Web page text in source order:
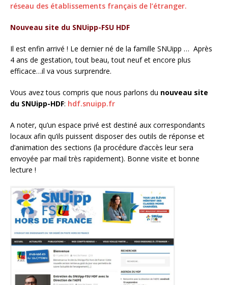
réseau des établissements français de l’étranger.
Nouveau site du SNUipp-FSU HDF
Il est enfin arrivé ! Le dernier né de la famille SNUipp … Après
4 ans de gestation, tout beau, tout neuf et encore plus
efficace…il va vous surprendre.
Vous avez tous compris que nous parlons du nouveau site
du SNUipp-HDF: hdf.snuipp.fr
A noter, qu’un espace privé est destiné aux correspondants
locaux afin qu’ils puissent disposer des outils de réponse et
d’animation des sections (la procédure d’accès leur sera
envoyée par mail très rapidement). Bonne visite et bonne
lecture !